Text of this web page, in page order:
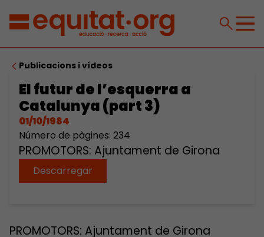
Publicacions i vídeos
El futur de l’esquerra a
Catalunya (part 3)
01/10/1984
Número de pàgines: 234
PROMOTORS: Ajuntament de Girona
Descarregar
PROMOTORS: Ajuntament de Girona